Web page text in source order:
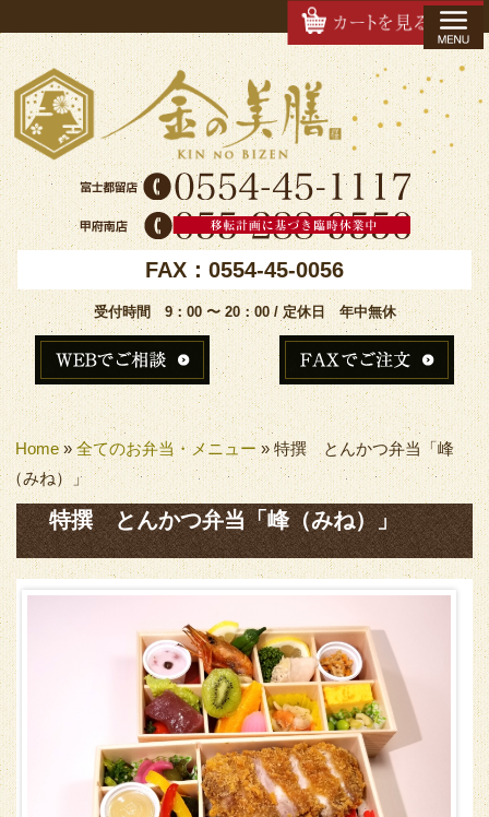
FAX：0554-45-0056
受付時間 9：00 〜 20：00 / 定休日 年中無休
Home» 全てのお弁当・メニュー»特撰 とんかつ弁当「峰
（みね）」
特撰 とんかつ弁当「峰（みね）」